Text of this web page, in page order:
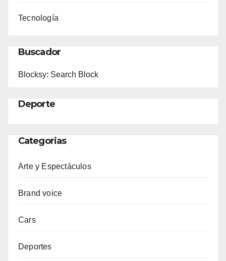
Tecnología
Buscador
Blocksy: Search Block
Deporte
Categorias
Arte y Espectáculos
Brand voice
Cars
Deportes